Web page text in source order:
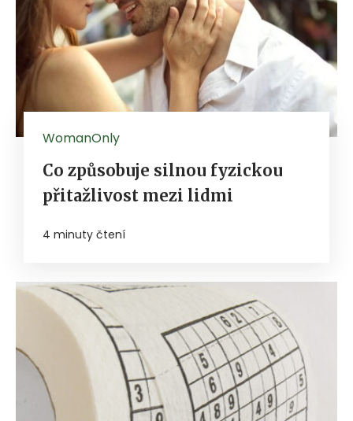
WomanOnly
Co způsobuje silnou fyzickou
přitažlivost mezi lidmi
4 minuty čtení